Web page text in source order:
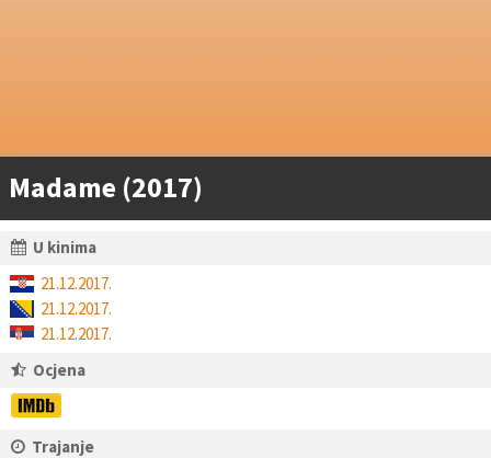
Madame (2017)
U kinima
21.12.2017.
21.12.2017.
21.12.2017.
Ocjena
Trajanje